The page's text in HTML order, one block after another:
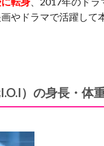
やドラマで活躍して
） の身長・体